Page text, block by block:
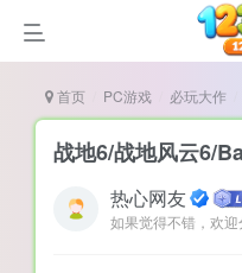
首页 PC游戏 必玩大作
战地6/战地风云6/
热心网友
如果觉得不错，欢